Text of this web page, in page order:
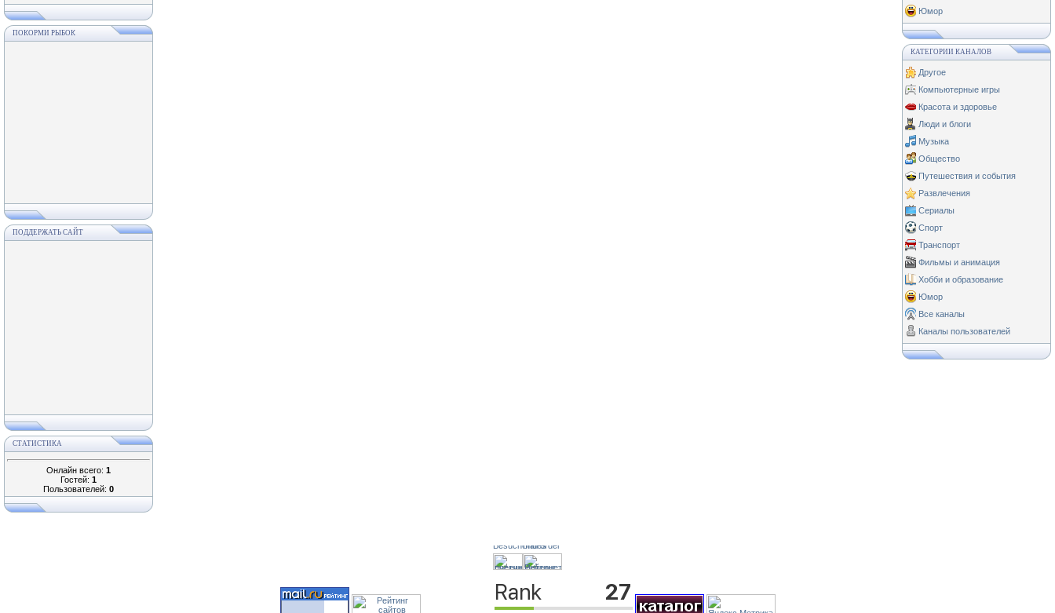
ПОКОРМИ РЫБОК
ПОДДЕРЖАТЬ САЙТ
СТАТИСТИКА
Онлайн всего: 1
Гостей: 1
Пользователей: 0
Юмор
КАТЕГОРИИ КАНАЛОВ
Другое
Компьютерные игры
Красота и здоровье
Люди и блоги
Музыка
Общество
Путешествия и события
Развлечения
Сериалы
Спорт
Транспорт
Фильмы и анимация
Хобби и образование
Юмор
Все каналы
Каналы пользователей